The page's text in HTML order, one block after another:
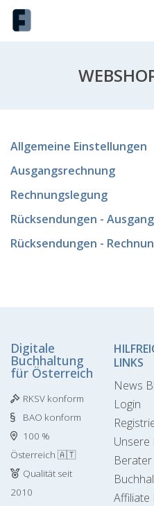
Allgemeine Einstellungen
Ausgangsrechnung
Rechnungslegung
Rücksendungen -
Rücksendungen -
Digitale
Buchhaltung
für Österreich
RKSV konform
BAO konform
100 %
Österreich 🇦🇹
Qualität seit
2010
LINKS
News
Login
Unsere
Affiliate